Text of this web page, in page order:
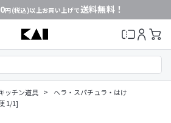
円(税込)以上お買い上げで送料無料！
ッチン道具 > ヘラ・スパチュラ・はけ
1/1]